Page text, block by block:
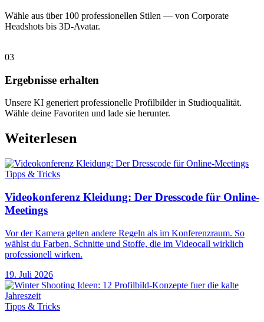
Wähle aus über 100 professionellen Stilen — von Corporate
Headshots bis 3D-Avatar.
03
Ergebnisse erhalten
Unsere KI generiert professionelle Profilbilder in Studioqualität.
Wähle deine Favoriten und lade sie herunter.
Weiterlesen
Tipps & Tricks
Videokonferenz Kleidung: Der Dresscode für Online-
Meetings
Vor der Kamera gelten andere Regeln als im Konferenzraum. So
wählst du Farben, Schnitte und Stoffe, die im Videocall wirklich
professionell wirken.
19. Juli 2026
Tipps & Tricks